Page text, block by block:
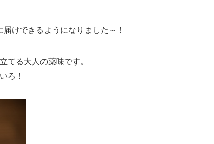
届けできるようになりました～！
てる大人の薬味です。
ろ！